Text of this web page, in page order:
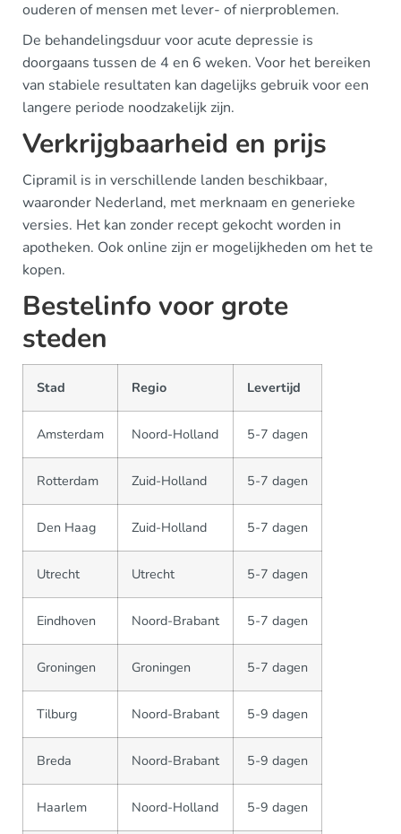
ouderen of mensen met lever- of nierproblemen.
De behandelingsduur voor acute depressie is
doorgaans tussen de 4 en 6 weken. Voor het bereiken
van stabiele resultaten kan dagelijks gebruik voor een
langere periode noodzakelijk zijn.
Verkrijgbaarheid en prijs
Cipramil is in verschillende landen beschikbaar,
waaronder Nederland, met merknaam en generieke
versies. Het kan zonder recept gekocht worden in
apotheken. Ook online zijn er mogelijkheden om het te
kopen.
Bestelinfo voor grote
steden
Stad Regio Levertijd
Amsterdam Noord-Holland 5-7 dagen
Rotterdam Zuid-Holland 5-7 dagen
Den Haag Zuid-Holland 5-7 dagen
Utrecht Utrecht 5-7 dagen
Eindhoven Noord-Brabant 5-7 dagen
Groningen Groningen 5-7 dagen
Tilburg Noord-Brabant 5-9 dagen
Breda Noord-Brabant 5-9 dagen
Haarlem Noord-Holland 5-9 dagen